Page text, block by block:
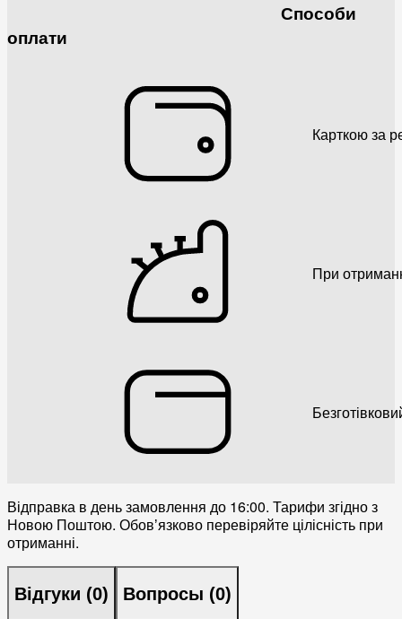
Способи
оплати
Карткою за
При
Відправка в день замовлення до 16:00. Тарифи згідно з
Новою Поштою. Обовʼязково перевіряйте цілісність при
отриманні.
Відгуки (0) Вопросы (0)